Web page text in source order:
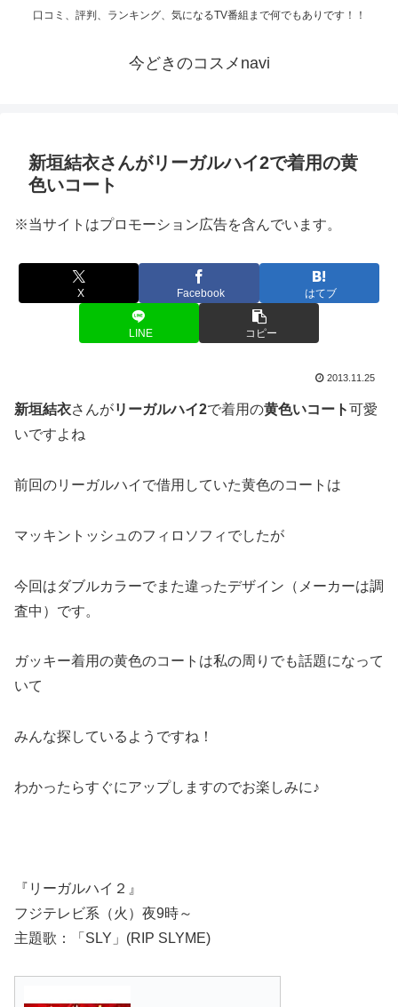
口コミ、評判、ランキング、気になるTV番組まで何でもありです！！
今どきのコスメnavi
新垣結衣さんがリーガルハイ2で着用の黄
色いコート
※当サイトはプロモーション広告を含んでいます。
X Facebook はてブ
LINE コピー
2013.11.25
新垣結衣さんがリーガルハイ2で着用の黄色いコート可愛
いですよね
前回のリーガルハイで借用していた黄色のコートは
マッキントッシュのフィロソフィでしたが
今回はダブルカラーでまた違ったデザイン（メーカーは調
査中）です。
ガッキー着用の黄色のコートは私の周りでも話題になって
いて
みんな探しているようですね！
わかったらすぐにアップしますのでお楽しみに♪
『リーガルハイ２』
フジテレビ系（火）夜9時～
主題歌：「SLY」(RIP SLYME)